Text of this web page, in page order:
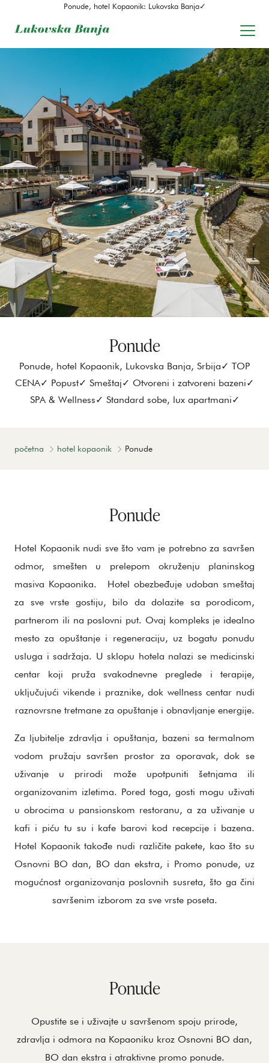
Ponude, hotel Kopaonik: Lukovska Banja✓
Ponude
Ponude, hotel Kopaonik, Lukovska Banja, Srbija✓ TOP
CENA✓ Popust✓ Smeštaj✓ Otvoreni i zatvoreni bazeni✓
SPA & Wellness✓ Standard sobe, lux apartmani✓
početna hotel kopaonik Ponude
Ponude
Hotel Kopaonik nudi sve što vam je potrebno za savršen
odmor, smešten u prelepom okruženju planinskog
masiva Kopaonika. Hotel obezbeđuje udoban smeštaj
za sve vrste gostiju, bilo da dolazite sa porodicom,
partnerom ili na poslovni put. Ovaj kompleks je idealno
mesto za opuštanje i regeneraciju, uz bogatu ponudu
usluga i sadržaja. U sklopu hotela nalazi se medicinski
centar koji pruža svakodnevne preglede i terapije,
uključujući vikende i praznike, dok wellness centar nudi
raznovrsne tretmane za opuštanje i obnavljanje energije.
Za ljubitelje zdravlja i opuštanja, bazeni sa termalnom
vodom pružaju savršen prostor za oporavak, dok se
uživanje u prirodi može upotpuniti šetnjama ili
organizovanim izletima. Pored toga, gosti mogu uživati
u obrocima u pansionskom restoranu, a za uživanje u
kafi i piću tu su i kafe barovi kod recepcije i bazena.
Hotel Kopaonik takođe nudi različite pakete, kao što su
Osnovni BO dan, BO dan ekstra, i Promo ponude, uz
mogućnost organizovanja poslovnih susreta, što ga čini
savršenim izborom za sve vrste poseta.
Ponude
Opustite se i uživajte u savršenom spoju prirode,
zdravlja i odmora na Kopaoniku kroz Osnovni BO dan,
BO dan ekstra i atraktivne promo ponude.